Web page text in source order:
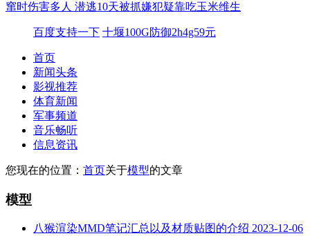
窜时伤害多人 潜逃10天被抓嫌犯疑靠吃玉米维生
百度支持一下 十堰100G防御2h4g59元
首页
新闻头条
影视推荐
体育新闻
军事频道
音乐畅听
信息资讯
您现在的位置： 首页关于模型的文章
模型
八猴渲染MMD笔记汇总以及材质贴图的介绍 2023-12-06